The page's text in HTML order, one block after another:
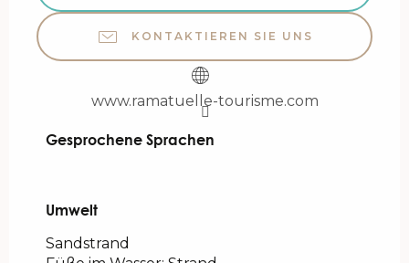
KONTAKTIEREN SIE UNS
www.ramatuelle-tourisme.com
Gesprochene Sprachen
Gesprochene Sprachen
Umwelt
Umwelt
Sandstrand